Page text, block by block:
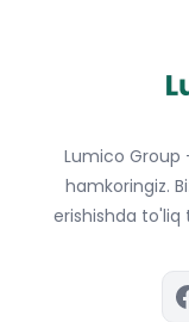
Lumico Group
hamkoringiz.
erishishda